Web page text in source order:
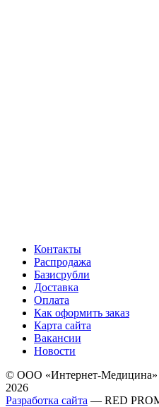
Контакты
Распродажа
Базисрубли
Доставка
Оплата
Как оформить заказ
Карта сайта
Вакансии
Новости
© ООО «Интернет-Медицина»
2026
Разработка сайта — RED